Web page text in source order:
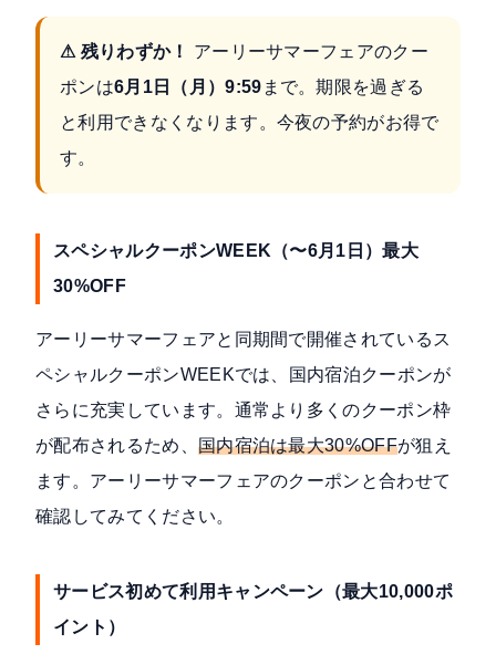
⚠ 残りわずか！
アーリーサマーフェアのクー
ポンは6月1日（月）9:59 まで。期限を過ぎる
と利用できなくなります。今夜の予約がお得で
す。
スペシャルクーポンWEEK（〜6月1日）最大
30%OFF
アーリーサマーフェアと同期間で開催されている ス
ペシャルクーポンWEEKでは、国内宿泊クーポンが
さらに充実しています。通常より多くのクーポン枠
が配布されるため、 国内宿泊は最大30%OFFが狙え
ます。アーリーサマーフェアのクーポンと合わせて
確認してみてください。
サービス初めて利用キャンペーン（最大10,000ポ
イント）